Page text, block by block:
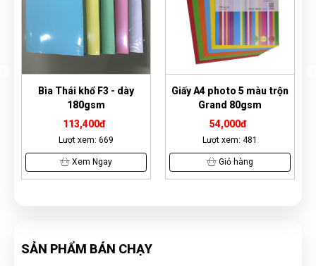
Giấy A4 photo 5 màu trộn
Grand 80gsm
54,000đ
Lượt xem: 481
Giỏ hàng
Bìa Thái thơm A4 - dày
180gsm
86,400đ
Lượt xem: 3991
Xem Ngay
SẢN PHẨM BÁN CHẠY